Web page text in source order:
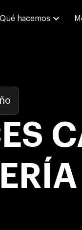
Qué hacemos